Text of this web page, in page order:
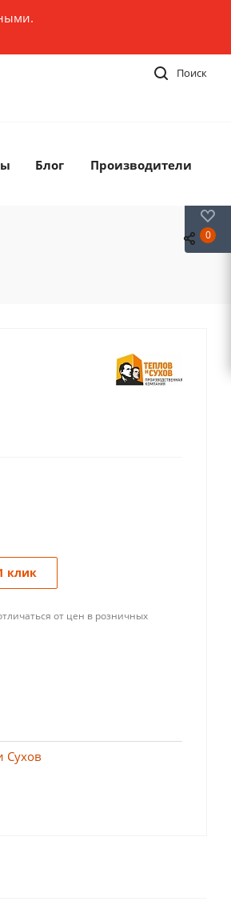
Поиск
Блог Производители
клик
от цен в розничных
Сухов
0